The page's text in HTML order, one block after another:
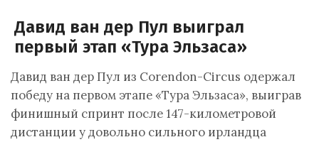
Давид ван дер Пул выиграл
первый этап «Тура Эльзаса»
Давид ван дер Пул из Corendon-Circus одержал
победу на первом этапе «Тура Эльзаса», выиграв
финишный спринт после 147-километровой
дистанции у довольно сильного ирландца